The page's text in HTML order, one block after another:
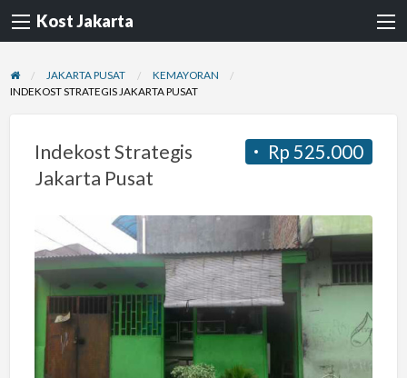
Kost Jakarta
JAKARTA PUSAT
KEMAYORAN
INDEKOST STRATEGIS JAKARTA PUSAT
Rp 525.000
Indekost Strategis
Jakarta Pusat